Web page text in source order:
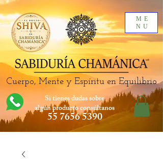
ME
NU
Cuerpo, Mente y Espíritu en Equilibrio
Si tienes dudas sobre
algún productoconsúltanos
55 7656 5390